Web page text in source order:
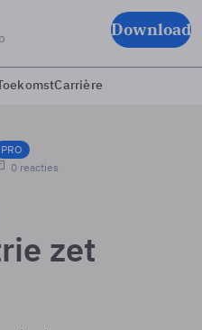
Download
Carrière
PRO
0 reacties
zet